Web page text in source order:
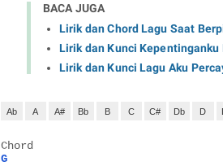
BACA JUGA
Lirik dan Chord Lagu Saat
Lirik dan Kunci Kepentinganku
Lirik dan Kunci Lagu Aku
Ab A A# Bb B C C# Db D
Chord
G